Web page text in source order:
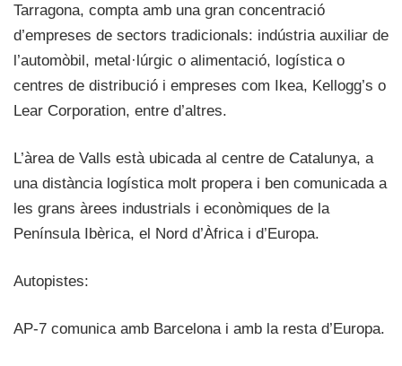
Tarragona, compta amb una gran concentració
d’empreses de sectors tradicionals: indústria auxiliar de
l’automòbil, metal·lúrgic o alimentació, logística o
centres de distribució i empreses com Ikea, Kellogg’s o
Lear Corporation, entre d’altres.
L’àrea de Valls està ubicada al centre de Catalunya, a
una distància logística molt propera i ben comunicada a
les grans àrees industrials i econòmiques de la
Península Ibèrica, el Nord d’Àfrica i d’Europa.
Autopistes:
AP-7 comunica amb Barcelona i amb la resta d’Europa.